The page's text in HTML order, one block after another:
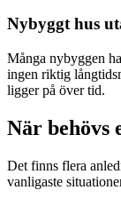
Nybyggt hus
Många nybyggen
ingen riktig
ligger på över tid.
När behövs
Det finns flera
vanligaste